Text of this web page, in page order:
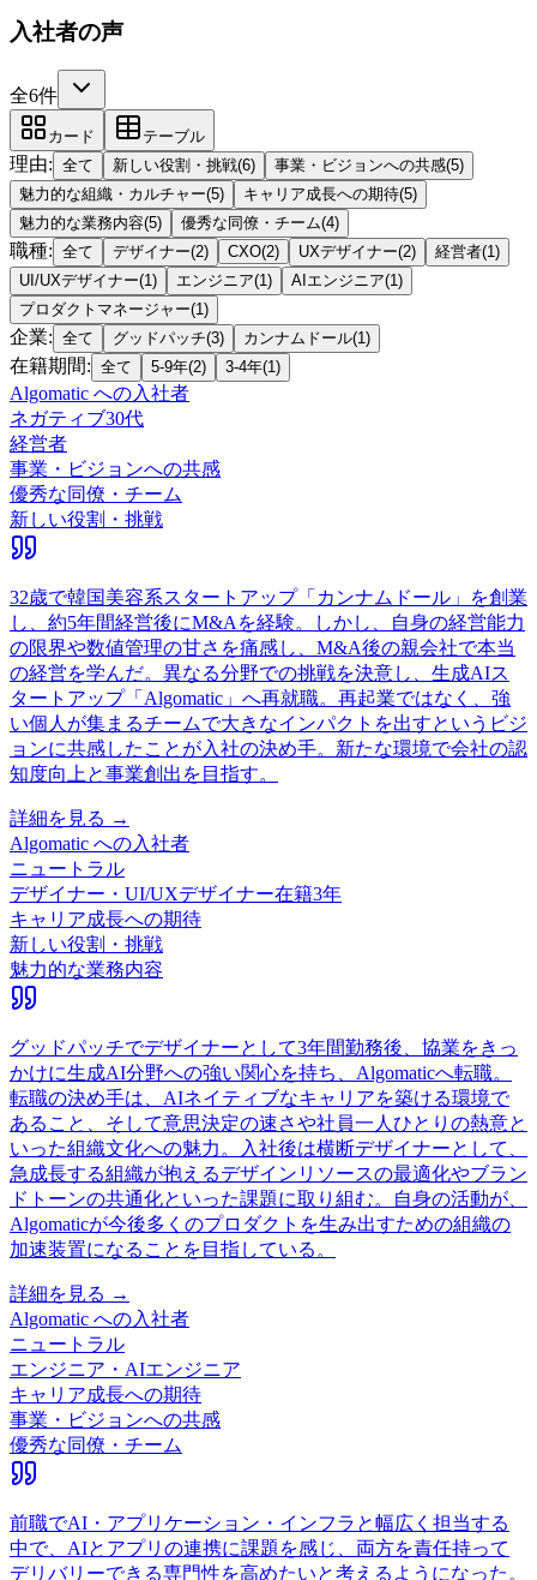
入社者の声
全6件
カード テーブル
理由: 全て 新しい役割・挑戦(6) 事業・ビジョンへの共感(5)
魅力的な組織・カルチャー(5) キャリア成長への期待(5)
魅力的な業務内容(5) 優秀な同僚・チーム(4)
職種: 全て デザイナー(2) CXO(2) UXデザイナー(2) 経営者(1)
UI/UXデザイナー(1) エンジニア(1) AIエンジニア(1)
プロダクトマネージャー(1)
企業: 全て グッドパッチ(3) カンナムドール(1)
在籍期間: 全て 5-9年(2) 3-4年(1)
Algomatic への入社者
ネガティブ30代
経営者
事業・ビジョンへの共感
優秀な同僚・チーム
新しい役割・挑戦
32歳で韓国美容系スタートアップ「カンナムドール」を創業
し、約5年間経営後にM&Aを経験。しかし、自身の経営能力
の限界や数値管理の甘さを痛感し、M&A後の親会社で本当
の経営を学んだ。異なる分野での挑戦を決意し、生成AIス
タートアップ「Algomatic」へ再就職。再起業ではなく、強
い個人が集まるチームで大きなインパクトを出すというビジ
ョンに共感したことが入社の決め手。新たな環境で会社の認
知度向上と事業創出を目指す。
詳細を見る →
Algomatic への入社者
ニュートラル
デザイナー・UI/UXデザイナー在籍3年
キャリア成長への期待
新しい役割・挑戦
魅力的な業務内容
グッドパッチでデザイナーとして3年間勤務後、協業をきっ
かけに生成AI分野への強い関心を持ち、Algomaticへ転職。
転職の決め手は、AIネイティブなキャリアを築ける環境で
あること、そして意思決定の速さや社員一人ひとりの熱意と
いった組織文化への魅力。入社後は横断デザイナーとして、
急成長する組織が抱えるデザインリソースの最適化やブラン
ドトーンの共通化といった課題に取り組む。自身の活動が、
Algomaticが今後多くのプロダクトを生み出すための組織の
加速装置になることを目指している。
詳細を見る →
Algomatic への入社者
ニュートラル
エンジニア・AIエンジニア
キャリア成長への期待
事業・ビジョンへの共感
優秀な同僚・チーム
前職でAI・アプリケーション・インフラと幅広く担当する
中で、AIとアプリの連携に課題を感じ、両方を責任持って
デリバリーできる専門性を高めたいと考えるようになった。